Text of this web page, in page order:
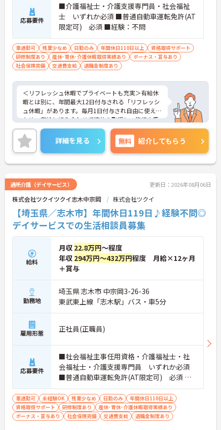
応募要件
■介護福祉士・介護支援専門員・社会福祉
士 いずれか必須 ■普通自動車運転免許(AT
限定可) 必須 ■経験：不問
車通勤可 残業少なめ 日勤のみ 年間休日110日以上
資格取得サポート
研修制度あり
産休･育休･介護休暇取得実績あり
ボーナス・賞与あり
社会保険完備
交通費支給 退職金制度あり
＜リフレッシュ休暇でプライベートも充実＞有給休
暇とは別に、年間最大12日付与される「リフレッシ
ュ休暇」があります。毎月1日付与され自由に使える
ため、有給と組み合わせて連休を取得し、旅行や趣
味を楽しむスタッフも多くいます。夜勤がなく日勤
のみの勤務なので、生活リズムも整えやすく、仕事
とプライベートのメリハリをつけて無理なく働けま
す。
＜将来を見据えた多彩なキャリアパスと待遇＞「介
レンジ」など、希望に合わせた多彩なキャリアプラ
ンが用意されています。階層別の研修や資格取得支
援制度があり、働きながらスキルアップが可能で
す。
詳細を見る 無料 紹介してもらう
通所介護（デイサービス） 更新日：2026年08月06日
株式会社ツクイツクイ志木中宗岡 株式会社ツクイ
【埼玉県／志木市】年間休日119日♪経験不問◎
デイサービスでの生活相談員募集
給料
月収 22.8万円～程度
年収 294万円～432万円程度 月給×12ヶ月
＋賞与
勤務地
埼玉県 志木市 中宗岡3-26-36
東武東上線「志木駅」バス・車5分
雇用形態 正社員(正職員)
応募要件
■社会福祉主事任用資格・介護福祉士・社
会福祉士・介護支援専門員 いずれか必須
■普通自動車運転免許(AT限定可) 必須 ■
経験：不問
車通勤可 未経験OK 残業少なめ 日勤のみ
年間休日110日以上
資格取得サポート
研修制度あり
産休･育休･介護休暇取得実績あり
ボーナス・賞与あり
社会保険完備 交通費支給 退職金制度あり